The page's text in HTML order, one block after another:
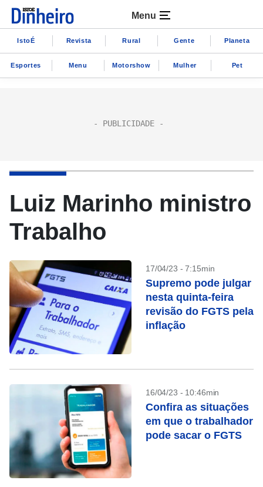
Menu
IstoÉ Revista Rural Gente Planeta
Esportes Menu Motorshow Mulher Pet
Luiz Marinho ministro
Trabalho
17/04/23 - 7:15min
Supremo pode julgar
nesta quinta-feira
revisão do FGTS pela
inflação
16/04/23 - 10:46min
Confira as situações
em que o trabalhador
pode sacar o FGTS